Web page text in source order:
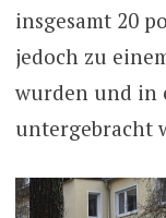
insgesamt 20
jedoch zu
wurden und in
untergebracht